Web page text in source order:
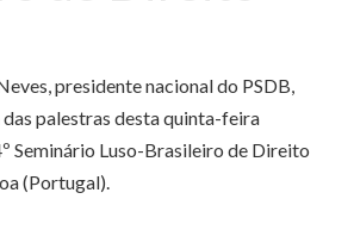
presidente nacional do PSDB,
palestras desta quinta-feira
Seminário Luso-Brasileiro de Direito
(Portugal).